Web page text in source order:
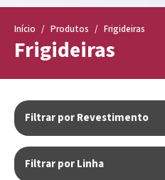
Início / Produtos / Frigideiras
Frigideiras
Filtrar por Revestimento
Filtrar por Linha